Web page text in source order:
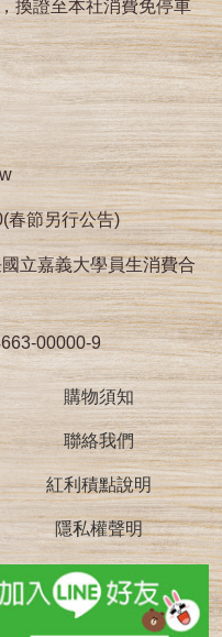
換證至本社消費免停車
春節另行公告)
立嘉義大學員生消費合
00000-9
購物須知
聯絡我們
紅利積點說明
隱私權聲明